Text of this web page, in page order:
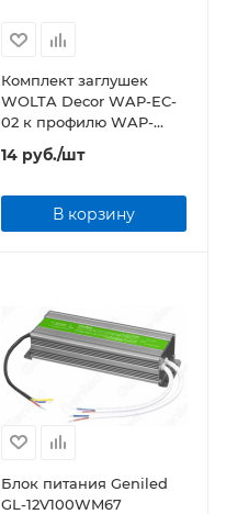
Комплект заглушек
WOLTA Decor WAP-EC-
02 к профилю WAP-
15/12/2000-A 2шт
14руб./шт
В корзину
Блок питания Geniled
GL-12V100WM67